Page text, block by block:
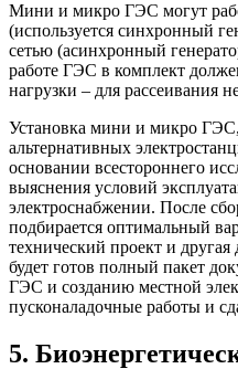
Мини и микро ГЭС могут
(используется синхронный
сетью (асинхронный
работе ГЭС в комплект
нагрузки – для рассеивания
Установка мини и микро
альтернативных
основании всестороннего
выяснения условий
электроснабжении. После
подбирается оптимальный
технический проект и
будет готов полный пакет
ГЭС и созданию местной
пусконаладочные работы и
5.